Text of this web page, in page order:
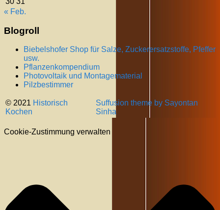
« Feb.
Blogroll
Biebelshofer Shop für Salze, Zuckerersatzstoffe, Pfeffer
usw.
Pflanzenkompendium
Photovoltaik und Montagematerial
Pilzbestimmer
© 2021 Historisch
Kochen
Suffusion theme by Sayontan
Sinha
Cookie-Zustimmung verwalten